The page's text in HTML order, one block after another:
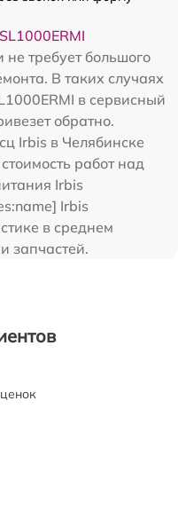
требует большого
В таких случаях
в сервисный
обратно.
Irbis в Челябинске
работ над
Irbis
Irbis
в среднем
запчастей.